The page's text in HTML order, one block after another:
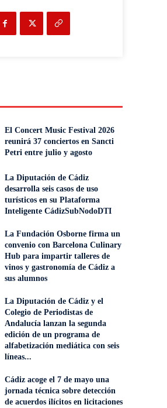
El Concert Music Festival 2026
reunirá 37 conciertos en Sancti
Petri entre julio y agosto
La Diputación de Cádiz
desarrolla seis casos de uso
turísticos en su Plataforma
Inteligente CádizSubNodoDTI
La Fundación Osborne firma un
convenio con Barcelona Culinary
Hub para impartir talleres de
vinos y gastronomía de Cádiz a
sus alumnos
La Diputación de Cádiz y el
Colegio de Periodistas de
Andalucía lanzan la segunda
edición de un programa de
alfabetización mediática con seis
líneas...
Cádiz acoge el 7 de mayo una
jornada técnica sobre detección
de acuerdos ilícitos en licitaciones